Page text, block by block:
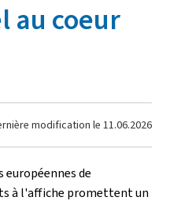
au coeur
modification le 11.06.2026
européennes de
à l'affiche promettent un